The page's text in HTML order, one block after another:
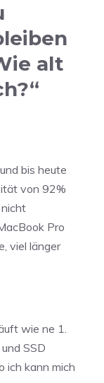
alt
bis heute
von 92%
Pro
viel länger
wie ne 1.
SSD
ich kann mich